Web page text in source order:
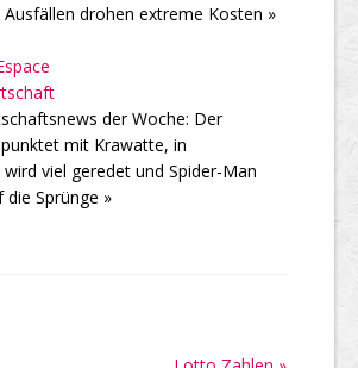
Ausfällen drohen extreme Kosten »
der Woche: Der
mit Krawatte, in
viel geredet und Spider-Man
Sprünge »